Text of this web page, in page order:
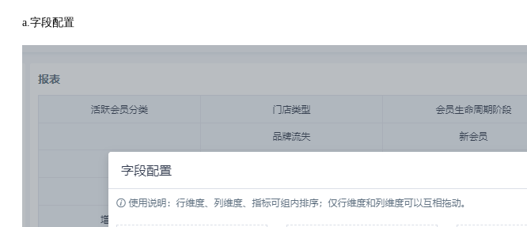
a.字段配置